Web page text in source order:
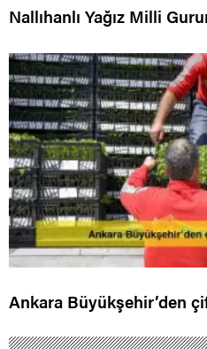
Nallıhanlı Yağız Milli
Ankara Büyükşehir’den